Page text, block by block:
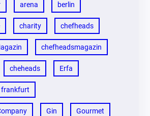
arena berlin
charity chefheads
chefheadsmagazin
cheheads Erfa
frankfurt
Gin Gourmet